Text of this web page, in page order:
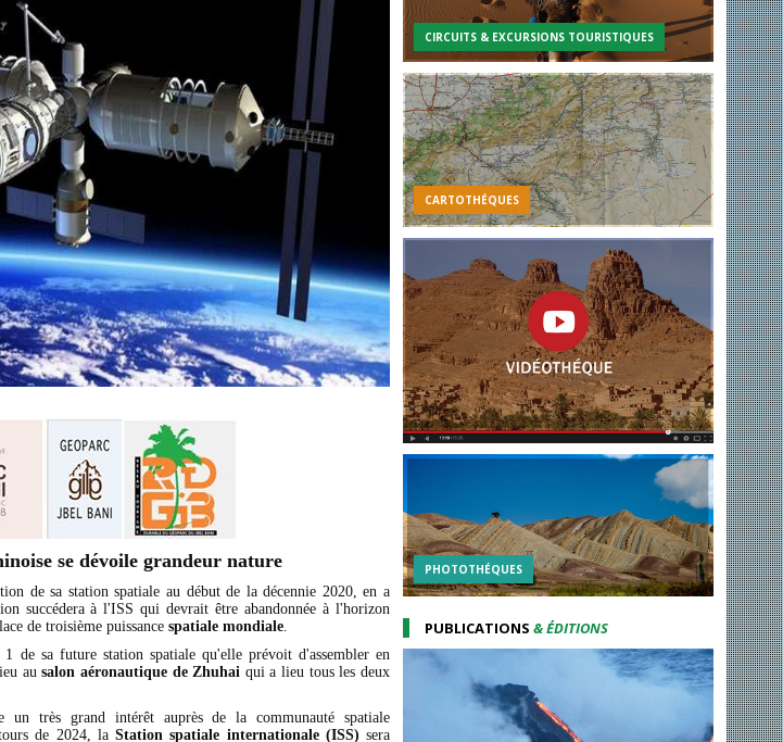
se dévoile grandeur nature
de sa station spatiale au début de la décennie 2020, en a
succédera à l'ISS qui devrait être abandonnée à l'horizon
de troisième puissance spatiale mondiale
de sa future station spatiale qu'elle prévoit d'assembler en
ausalon aéronautique de Zhuhai qui a lieu tous les deux
un très grand intérêt auprès de la communauté spatiale
de 2024, la Station spatiale internationale (ISS) sera
CIRCUITS & EXCURSIONS TOURISTIQUES
CARTOTHÉQUES
PHOTOTHÉQUES
PUBLICATIONS& ÉDITIONS